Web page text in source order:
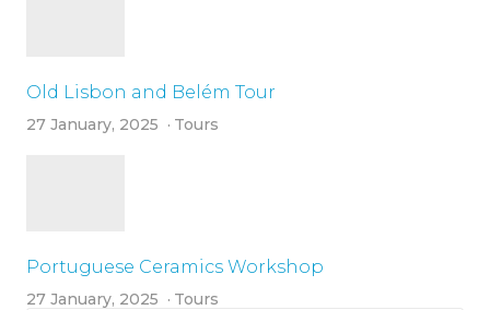
Old Lisbon and Belém Tour
27 January, 2025 Tours
Portuguese Ceramics Workshop
27 January, 2025
Tours